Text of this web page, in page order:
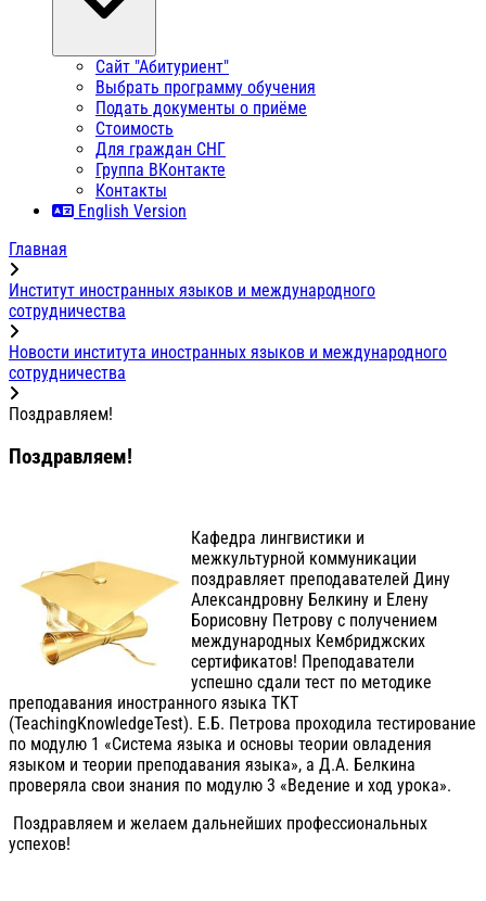
Сайт "Абитуриент"
Выбрать программу обучения
Подать документы о приёме
Стоимость
Для граждан СНГ
Группа ВКонтакте
Контакты
English Version
Главная
Институт иностранных языков и международного
сотрудничества
Новости института иностранных языков и международного
сотрудничества
Поздравляем!
Поздравляем!
Кафедра лингвистики и
межкультурной коммуникации
поздравляет преподавателей Дину
Александровну Белкину и Елену
Борисовну Петрову с получением
международных Кембриджских
сертификатов! Преподаватели
успешно сдали тест по методике
преподавания иностранного языка TKT
(TeachingKnowledgeTest). Е.Б. Петрова проходила тестирование
по модулю 1 «Система языка и основы теории овладения
языком и теории преподавания языка», а Д.А. Белкина
проверяла свои знания по модулю 3 «Ведение и ход урока».
Поздравляем и желаем дальнейших профессиональных
успехов!